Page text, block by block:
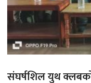
संघर्षशिल युथ